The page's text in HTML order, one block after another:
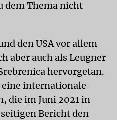
dem Thema nicht
den USA vor allem
aber auch als Leugner
hervorgetan.
internationale
die im Juni 2021 in
Bericht den